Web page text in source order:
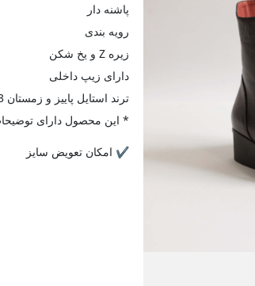
پاشنه دار
رویه بندی
زیره Z و یخ شکن
دارای زیپ داخلی
ترند استایل پاییز و زمستان 2023
* این محصول دارای
✔️ امکان تعویض سایز